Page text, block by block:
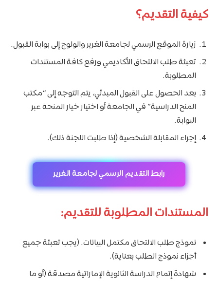
كيفية التقديم؟
زيارة الموقع الرسمي لجامعة الغرير والولوج إلى بوابة القبول.
تعبئة طلب الالتحاق الأكاديمي ورفع كافة المستندات
المطلوبة.
بعد الحصول على القبول المبدئي، يتم التوجه إلى “مكتب
المنح الدراسية” في الجامعة أو اختيار خيار المنحة عبر
البوابة.
إجراء المقابلة الشخصية (إذا طلبت اللجنة ذلك).
رابط التقديم الرسمي لجامعة الغرير
المستندات المطلوبة للتقديم:
نموذج طلب الالتحاق مكتمل البيانات. (يجب تعبئة جميع
أجزاء نموذج الطلب بعناية).
شهادة إتمام الدراسة الثانوية الإماراتية مصدقة (أو ما